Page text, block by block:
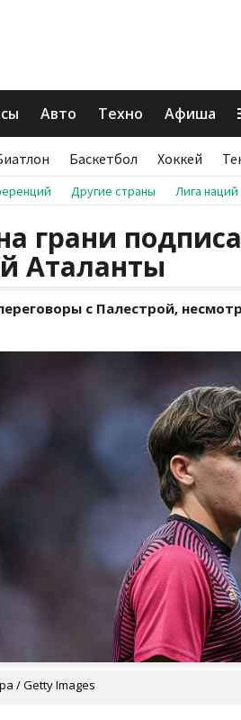
Авто Техно Афиша
Баскетбол Хоккей
Другие страны Лига наций
грани
Аталанты
с Палестрой,
/ Getty Images